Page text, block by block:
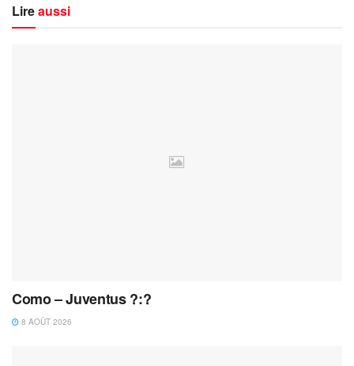
Lireaussi
Como – Juventus ?:?
8 AOÛT 2026